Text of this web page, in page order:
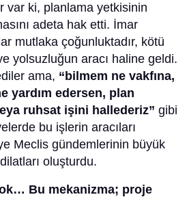
var ki, planlama yetkisinin
adeta hak etti. İmar
mutlaka çoğunluktadır, kötü
yolsuzluğun aracı haline geldi.
ama, “bilmem ne vakfına,
yardım edersen, plan
ruhsat işini hallederiz” gibi
bu işlerin aracıları
Meclis gündemlerinin büyük
oluşturdu.
Bu mekanizma; proje